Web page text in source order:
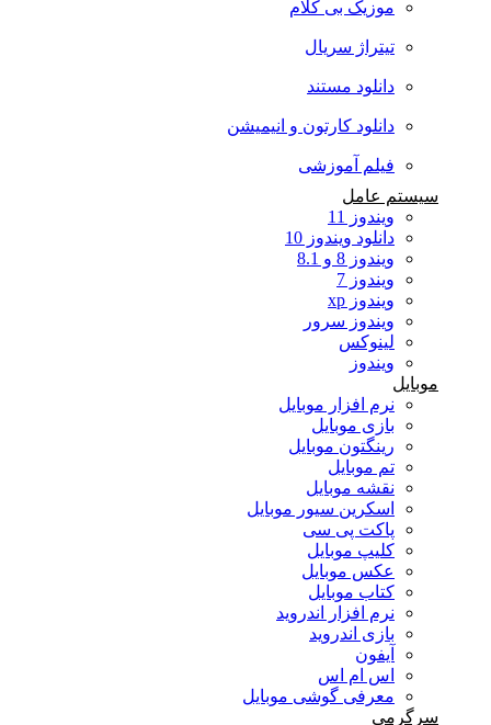
موزیک بی کلام
تیتراژ سریال
دانلود مستند
دانلود کارتون و انیمیشن
فیلم آموزشی
سیستم عامل
ویندوز 11
دانلود ویندوز 10
ویندوز 8 و 8.1
ویندوز 7
ویندوز xp
ویندوز سرور
لینوکس
ویندوز
موبایل
نرم افزار موبایل
بازی موبایل
رینگتون موبایل
تم موبایل
نقشه موبایل
اسکرین سیور موبایل
پاکت پی سی
کلیپ موبایل
عکس موبایل
کتاب موبایل
نرم افزار اندروید
بازی اندروید
آیفون
اس ام اس
معرفی گوشی موبایل
سرگرمی